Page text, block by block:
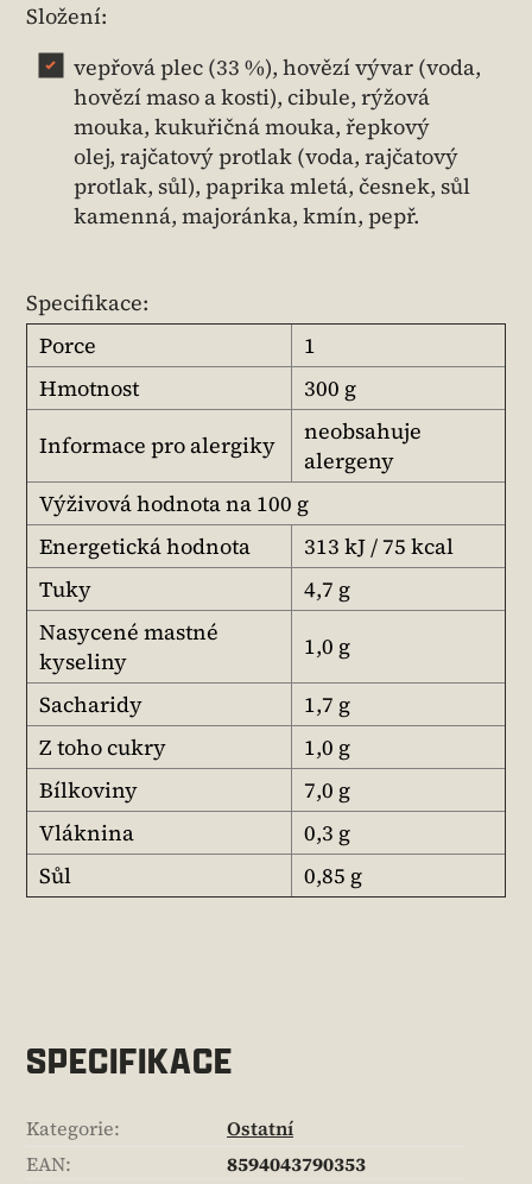
Složení:
vepřová plec (33 %), hovězí vývar (voda,
hovězí maso a kosti), cibule, rýžová
mouka, kukuřičná mouka, řepkový
olej, rajčatový protlak (voda, rajčatový
protlak, sůl), paprika mletá, česnek, sůl
kamenná, majoránka, kmín, pepř.
Specifikace:
Porce
1
Hmotnost
300 g
Informace pro alergiky
neobsahuje
alergeny
Výživová hodnota na 100 g
Energetická hodnota
313 kJ / 75 kcal
Tuky
4,7 g
Nasycené mastné
kyseliny
1,0 g
Sacharidy
1,7 g
Z toho cukry
1,0 g
Bílkoviny
7,0 g
Vláknina
0,3 g
Sůl
0,85 g
SPECIFIKACE
Kategorie:
Ostatní
EAN: 8594043790353